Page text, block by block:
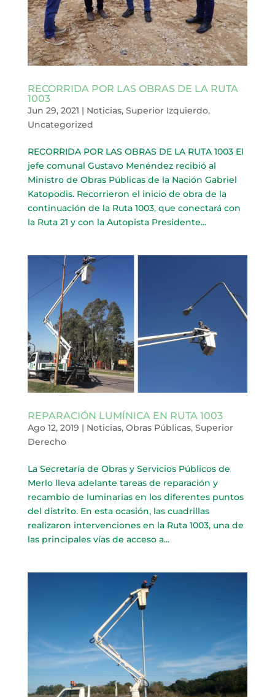
RECORRIDA POR LAS OBRAS DE LA RUTA
1003
Jun 29, 2021 | Noticias, Superior Izquierdo,
Uncategorized
RECORRIDA POR LAS OBRAS DE LA RUTA 1003 El
jefe comunal Gustavo Menéndez recibió al
Ministro de Obras Públicas de la Nación Gabriel
Katopodis. Recorrieron el inicio de obra de la
continuación de la Ruta 1003, que conectará con
la Ruta 21 y con la Autopista Presidente...
REPARACIÓN LUMÍNICA EN RUTA 1003
Ago 12, 2019 | Noticias, Obras Públicas, Superior
Derecho
La Secretaría de Obras y Servicios Públicos de
Merlo lleva adelante tareas de reparación y
recambio de luminarias en los diferentes puntos
del distrito. En esta ocasión, las cuadrillas
realizaron intervenciones en la Ruta 1003, una de
las principales vías de acceso a...